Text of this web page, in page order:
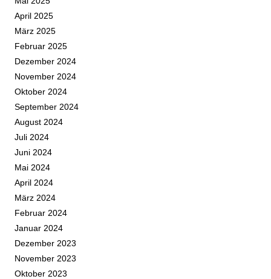
April 2025
März 2025
Februar 2025
Dezember 2024
November 2024
Oktober 2024
September 2024
August 2024
Juli 2024
Juni 2024
Mai 2024
April 2024
März 2024
Februar 2024
Januar 2024
Dezember 2023
November 2023
Oktober 2023